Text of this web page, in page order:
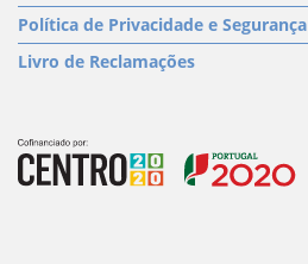
Política de Privacidade e Segurança
Livro de Reclamações